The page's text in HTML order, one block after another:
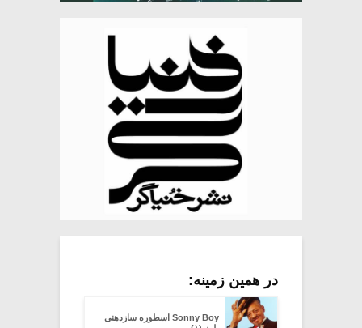
در همین زمینه:
Sonny Boy اسطوره سازدهنی